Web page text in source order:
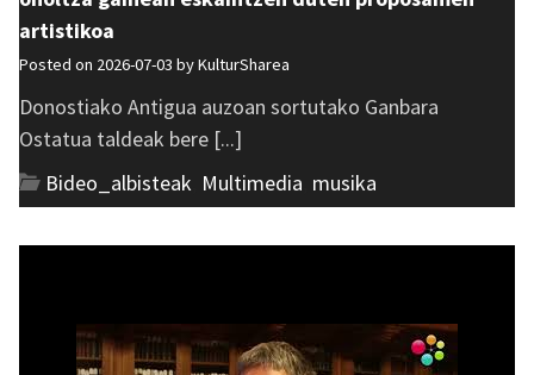
artistikoa
Posted on 2026-07-03 byKulturSharea
Donostiako Antigua auzoan sortutako Ganbara
Ostatua taldeak bere [...]
Bideo_albisteak Multimedia musika